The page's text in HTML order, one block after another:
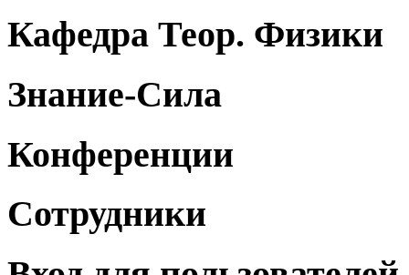
Кафедра Теор. Физики
Знание-Сила
Конференции
Сотрудники